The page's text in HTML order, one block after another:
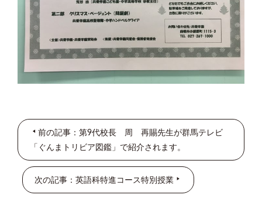
前の記事：第9代校長 周 再賜先生が群馬テレビ
「ぐんまトリビア図鑑」で紹介されます。
次の記事：英語科特進コース特別授業